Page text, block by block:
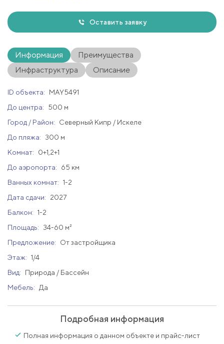
Оставить заявку
Информация
Преимущества
Инфраструктура
Описание
ID объекта:
MAY5491
До центра:
500 м
Город / Район:
Северный Кипр / Искеле
До пляжа:
300 м
Комнат:
0+1,2+1
До аэропорта:
65 км
Ванных комнат: 1-2
Дата сдачи:
2027
Балкон: 1-2
Площадь:
34-60 м²
Предложение:
От застройщика
Этаж: 1/4
Вид:
Природа / Бассейн
Мебель:
Да
Подробная информация
Полная информация о данном объекте и прайс-лист